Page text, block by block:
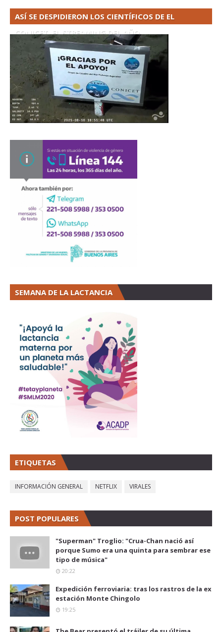
ASÍ SE DESPIDIERON LOS CIENTÍFICOS DE EL
CONICET. EL STREAMING DEL AÑO
SEMANA DE LA LACTANCIA
ETIQUETAS
INFORMACIÓN GENERAL NETFLIX VIRALES
POST POPULARES
"Superman" Troglio: "Crua-Chan nació así
porque Sumo era una quinta para sembrar ese
tipo de música"
20:22
Expedición ferroviaria: tras los rastros de la ex
estación Monte Chingolo
19:25